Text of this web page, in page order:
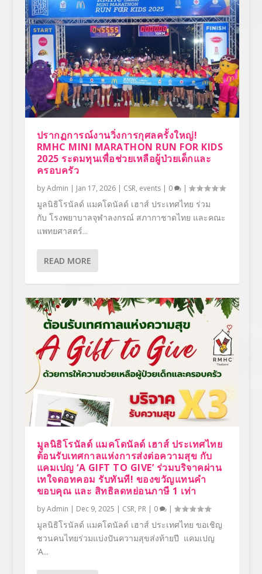
ปรากฏการณ์งานวิ่งการกุศลครั้งใหญ่!
RMHC MINI MARATHON RUN FOR KIDS
2025 ระดมทุนเพื่อช่วยเหลือผู้ป่วยเด็กและ
ครอบครัว
byAdmin | Jan 17, 2026| CSR, events| 0 |
มูลนิธิโรนัลด์ แมคโดนัลด์ เฮาส์ ประเทศไทย ร่วม
กับ โรงพยาบาลจุฬาลงกรณ์ สภากาชาดไทย และคณะ
แพทยศาสตร์...
READ MORE
มูลนิธิโรนัลด์ แมคโดนัลด์ เฮาส์ ประเทศไทย
ต้อนรับเทศกาลแห่งการส่งต่อความสุข กับ
แคมเปญ ‘A GIFT TO GIVE’ ร่วมบริจาคผ่าน
เทใจดอทคอม รับทันที! ของขวัญแทนคำ
ขอบคุณ และ สิทธิลดหย่อนภาษี 1 เท่า
byAdmin | Dec 9, 2025 | CSR, PR| 0 |
มูลนิธิโรนัลด์ แมคโดนัลด์ เฮาส์ ประเทศไทย ขอเชิญ
ชวนคนไทยร่วมแบ่งปันความสุขส่งท้ายปี แคมเปญ
‘A...